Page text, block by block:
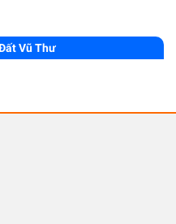
Vũ Thư